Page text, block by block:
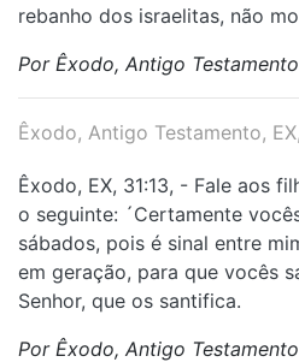
rebanho dos israelitas, não
Por Êxodo, Antigo Testamento
Êxodo, Antigo Testamento,
Êxodo, EX, 31:13, - Fale aos
o seguinte: ´Certamente
sábados, pois é sinal entre
em geração, para que vocês
Senhor, que os santifica.
Por Êxodo, Antigo Testamento